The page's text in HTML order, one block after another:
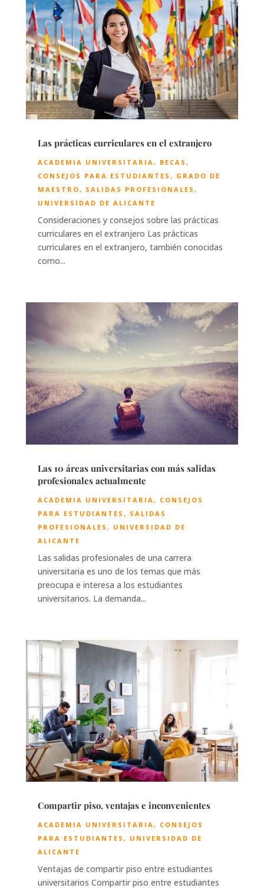
Las prácticas curriculares en el extranjero
ACADEMIA UNIVERSITARIA , BECAS ,
CONSEJOS PARA ESTUDIANTES , GRADO DE
MAESTRO, SALIDAS PROFESIONALES ,
UNIVERSIDAD DE ALICANTE
Consideraciones y consejos sobre las prácticas
curriculares en el extranjero Las prácticas
curriculares en el extranjero, también conocidas
como...
Las 10 áreas universitarias con más salidas
profesionales actualmente
ACADEMIA UNIVERSITARIA , CONSEJOS
PARA ESTUDIANTES , SALIDAS
PROFESIONALES , UNIVERSIDAD DE
ALICANTE
Las salidas profesionales de una carrera
universitaria es uno de los temas que más
preocupa e interesa a los estudiantes
universitarios. La demanda...
Compartir piso, ventajas e inconvenientes
ACADEMIA UNIVERSITARIA, CONSEJOS
PARA ESTUDIANTES , UNIVERSIDAD DE
ALICANTE
Ventajas de compartir piso entre estudiantes
universitarios Compartir piso entre estudiantes